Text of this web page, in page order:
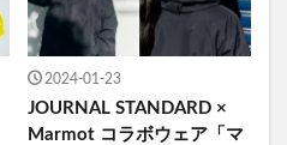
2024-01-23
JOURNAL STANDARD ×
Marmot コラボウェア「マ